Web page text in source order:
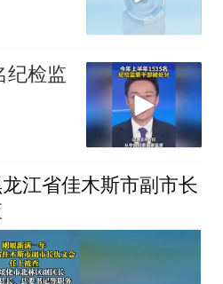
查
纪检监
江省佳木斯市副市长